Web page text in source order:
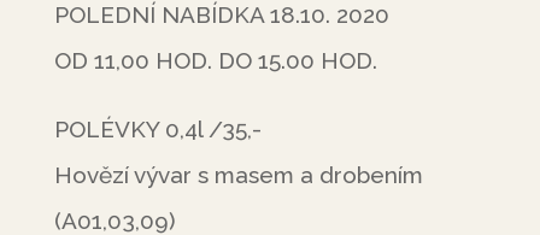
POLEDNÍ NABÍDKA 18.10. 2020
OD 11,00 HOD. DO 15.00 HOD.
POLÉVKY 0,4l /35,-
Hovězí vývar s masem a drobením
(A01,03,09)